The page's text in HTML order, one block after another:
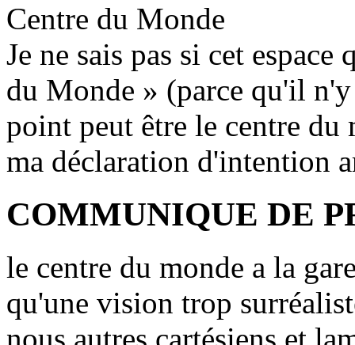
Centre du Monde
Je ne sais pas si cet
du Monde » (parce qu'il
point peut être le centre
ma déclaration d'intention
COMMUNIQUE DE
le centre du monde a la
qu'une vision trop
nous autres cartésiens et